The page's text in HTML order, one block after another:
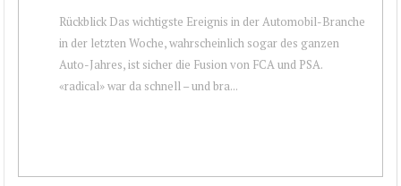
Rückblick Das wichtigste Ereignis in der Automobil-Branche
in der letzten Woche, wahrscheinlich sogar des ganzen
Auto-Jahres, ist sicher die Fusion von FCA und PSA.
«radical» war da schnell – und bra...